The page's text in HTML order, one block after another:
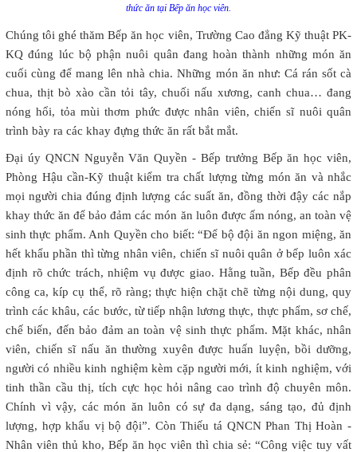
thức ăn tại Bếp ăn học viên.
Chúng tôi ghé thăm Bếp ăn học viên, Trường Cao đẳng Kỹ thuật PK-
KQ đúng lúc bộ phận nuôi quân đang hoàn thành những món ăn
cuối cùng để mang lên nhà chia. Những món ăn như: Cá rán sốt cà
chua, thịt bò xào cần tỏi tây, chuối nấu xương, canh chua… đang
nóng hổi, tỏa mùi thơm phức được nhân viên, chiến sĩ nuôi quân
trình bày ra các khay đựng thức ăn rất bắt mắt.
Đại úy QNCN Nguyễn Văn Quyền - Bếp trưởng Bếp ăn học viên,
Phòng Hậu cần-Kỹ thuật kiểm tra chất lượng từng món ăn và nhắc
mọi người chia đúng định lượng các suất ăn, đồng thời đậy các nắp
khay thức ăn để bảo đảm các món ăn luôn được ấm nóng, an toàn vệ
sinh thực phẩm. Anh Quyền cho biết: “Để bộ đội ăn ngon miệng, ăn
hết khẩu phần thì từng nhân viên, chiến sĩ nuôi quân ở bếp luôn xác
định rõ chức trách, nhiệm vụ được giao. Hằng tuần, Bếp đều phân
công ca, kíp cụ thể, rõ ràng; thực hiện chặt chẽ từng nội dung, quy
trình các khâu, các bước, từ tiếp nhận lương thực, thực phẩm, sơ chế,
chế biến, đến bảo đảm an toàn vệ sinh thực phẩm. Mặt khác, nhân
viên, chiến sĩ nấu ăn thường xuyên được huấn luyện, bồi dưỡng,
người có nhiều kinh nghiệm kèm cặp người mới, ít kinh nghiệm, với
tinh thần cầu thị, tích cực học hỏi nâng cao trình độ chuyên môn.
Chính vì vậy, các món ăn luôn có sự đa dạng, sáng tạo, đủ định
lượng, hợp khẩu vị bộ đội”. Còn Thiếu tá QNCN Phan Thị Hoàn -
Nhân viên thủ kho, Bếp ăn học viên thì chia sẻ: “Công việc tuy vất